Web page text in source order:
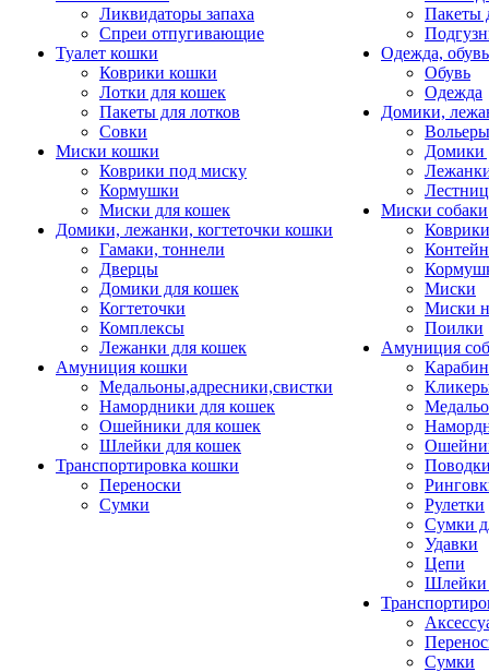
Ликвидаторы запаха
Спреи отпугивающие
Туалет кошки
Коврики кошки
Лотки для кошек
Пакеты для лотков
Совки
Миски кошки
Коврики под миску
Кормушки
Миски для кошек
Домики, лежанки, когтеточки кошки
Гамаки, тоннели
Дверцы
Домики для кошек
Когтеточки
Комплексы
Лежанки для кошек
Амуниция кошки
Медальоны,адресники,свистки
Намордники для кошек
Ошейники для кошек
Шлейки для кошек
Транспортировка кошки
Переноски
Сумки
Пакеты
Одежда, обувь
Обувь
Одежда
Домики,
Домики
Миски собаки
Миски
Миски
Поилки
Амуниция
Рулетки
Сумки
Удавки
Цепи
Шлейки
Сумки